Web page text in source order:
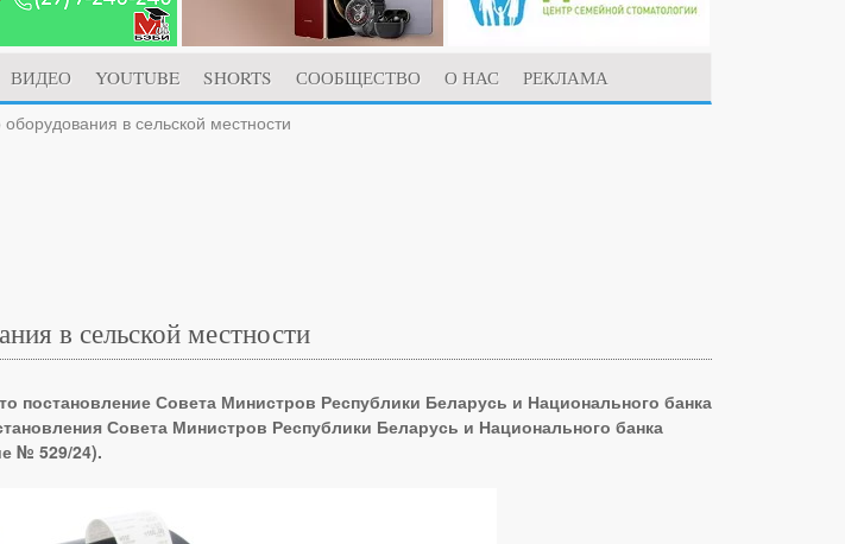
ВИДЕО YOUTUBE SHORTS СООБЩЕСТВО О НАС
РЕКЛАМА
в сельской местности
в сельской местности
постановление Совета Министров Республики Беларусь и Национального банка
Совета Министров Республики Беларусь и Национального банка
№ 529/24).